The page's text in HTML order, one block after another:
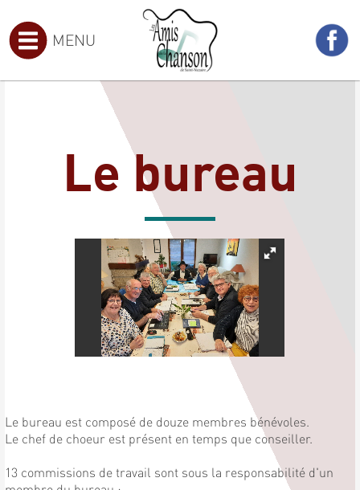
MENU
Le bureau
Le bureau est composé de douze membres bénévoles.
Le chef de choeur est présent en temps que conseiller.
13 commissions de travail sont sous la responsabilité d'un